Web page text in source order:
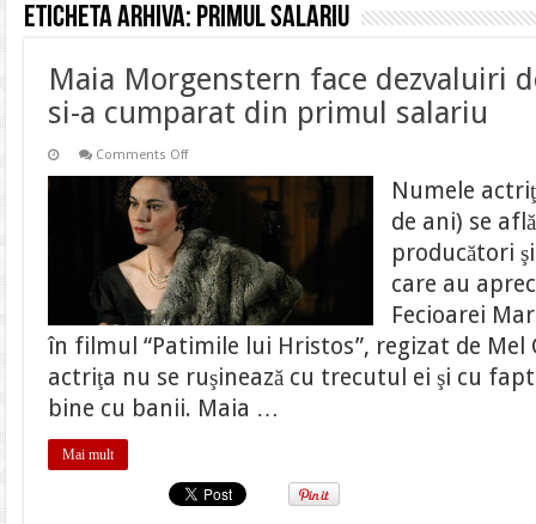
Eticheta arhiva: primul salariu
Maia Morgenstern face dezvaluiri
si-a cumparat din primul salariu
Comments Offon
Morgenstern
face
despre
viata
sa
si
ce
si-
a
cumparat
din
primul
salariu
Numele
de ani) se
producători
care au
Fecioarei
în filmul “Patimile lui Hristos”, regizat de Mel
actriţa nu se ruşinează cu trecutul ei şi cu
bine cu banii. Maia …
Mai mult